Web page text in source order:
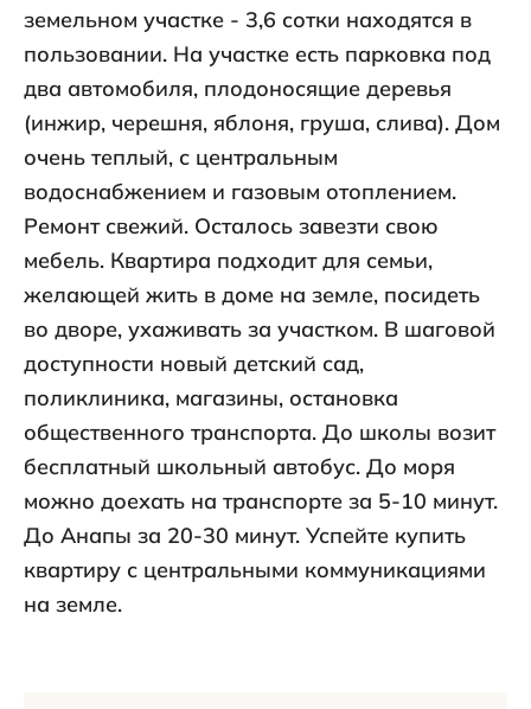
земельном участке - 3,6 сотки находятся в
пользовании. На участке есть парковка под
два автомобиля, плодоносящие деревья
(инжир, черешня, яблоня, груша, слива). Дом
очень теплый, с центральным
водоснабжением и газовым отоплением.
Ремонт свежий. Осталось завезти свою
мебель. Квартира подходит для семьи,
желающей жить в доме на земле, посидеть
во дворе, ухаживать за участком. В шаговой
доступности новый детский сад,
поликлиника, магазины, остановка
общественного транспорта. До школы возит
бесплатный школьный автобус. До моря
можно доехать на транспорте за 5-10 минут.
До Анапы за 20-30 минут. Успейте купить
квартиру с центральными коммуникациями
на земле.